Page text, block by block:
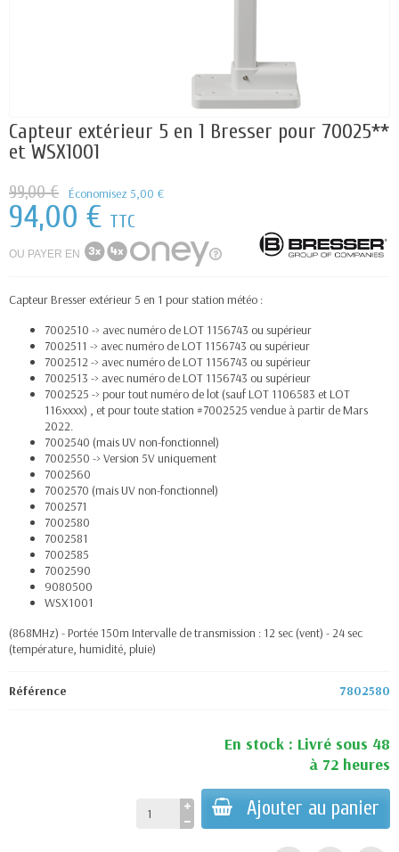
Capteur extérieur 5 en 1 Bresser pour 70025**
et WSX1001
99,00 € Économisez 5,00 €
94,00 € TTC
OU PAYER EN
Capteur Bresser extérieur 5 en 1 pour station météo :
7002510 -> avec numéro de LOT 1156743 ou supérieur
7002511 -> avec numéro de LOT 1156743 ou supérieur
7002512 -> avec numéro de LOT 1156743 ou supérieur
7002513 -> avec numéro de LOT 1156743 ou supérieur
7002525 -> pour tout numéro de lot (sauf LOT 1106583 et LOT
116xxxx) , et pour toute station #7002525 vendue à partir de Mars
2022.
7002540 (mais UV non-fonctionnel)
7002550 -> Version 5V uniquement
7002560
7002570 (mais UV non-fonctionnel)
7002571
7002580
7002581
7002585
7002590
9080500
WSX1001
(868MHz) - Portée 150m Intervalle de transmission : 12 sec (vent) - 24 sec
(température, humidité, pluie)
Référence 7802580
En stock : Livré sous 48
à 72 heures
Ajouter au panier